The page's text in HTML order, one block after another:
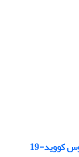
کووید-19